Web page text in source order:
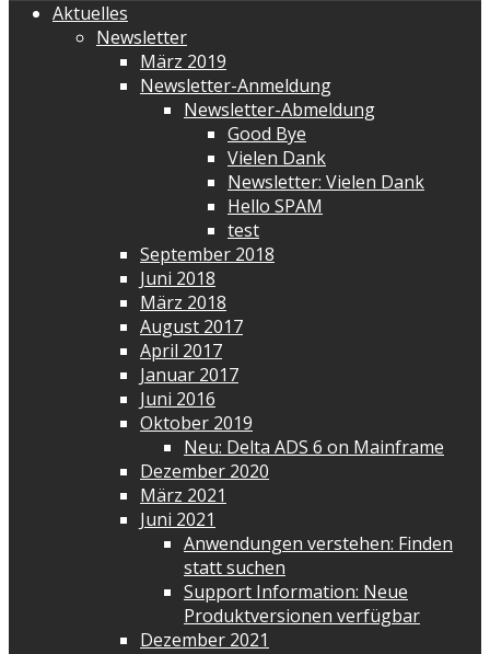
Aktuelles
Newsletter
März 2019
Newsletter-Anmeldung
Newsletter-Abmeldung
Good Bye
Vielen Dank
Newsletter: Vielen Dank
Hello SPAM
test
September 2018
Juni 2018
März 2018
August 2017
April 2017
Januar 2017
Juni 2016
Oktober 2019
Neu: Delta ADS 6 on Mainframe
Dezember 2020
März 2021
Juni 2021
Anwendungen verstehen: Finden
statt suchen
Support Information: Neue
Produktversionen verfügbar
Dezember 2021